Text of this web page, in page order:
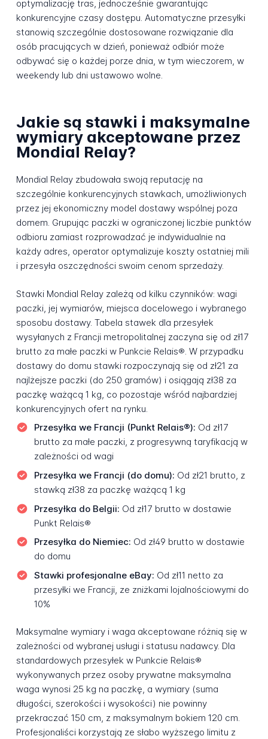
optymalizację tras, jednocześnie gwarantując
konkurencyjne czasy dostępu. Automatyczne przesyłki
stanowią szczególnie dostosowane rozwiązanie dla
osób pracujących w dzień, ponieważ odbiór może
odbywać się o każdej porze dnia, w tym wieczorem, w
weekendy lub dni ustawowo wolne.
Jakie są stawki i maksymalne
wymiary akceptowane przez
Mondial Relay?
Mondial Relay zbudowała swoją reputację na
szczególnie konkurencyjnych stawkach, umożliwionych
przez jej ekonomiczny model dostawy wspólnej poza
domem. Grupując paczki w ograniczonej liczbie punktów
odbioru zamiast rozprowadzać je indywidualnie na
każdy adres, operator optymalizuje koszty ostatniej mili
i przesyła oszczędności swoim cenom sprzedaży.
Stawki Mondial Relay zależą od kilku czynników: wagi
paczki, jej wymiarów, miejsca docelowego i wybranego
sposobu dostawy. Tabela stawek dla przesyłek
wysyłanych z Francji metropolitalnej zaczyna się od zł17
brutto za małe paczki w Punkcie Relais®. W przypadku
dostawy do domu stawki rozpoczynają się od zł21 za
najlżejsze paczki (do 250 gramów) i osiągają zł38 za
paczkę ważącą 1 kg, co pozostaje wśród najbardziej
konkurencyjnych ofert na rynku.
Przesyłka we Francji (Punkt Relais®): Od zł17
brutto za małe paczki, z progresywną taryfikacją w
zależności od wagi
Przesyłka we Francji (do domu): Od zł21 brutto, z
stawką zł38 za paczkę ważącą 1 kg
Przesyłka do Belgii: Od zł17 brutto w dostawie
Punkt Relais®
Przesyłka do Niemiec: Od zł49 brutto w dostawie
do domu
Stawki profesjonalne eBay: Od zł11 netto za
przesyłki we Francji, ze zniżkami lojalnościowymi do
10%
Maksymalne wymiary i waga akceptowane różnią się w
zależności od wybranej usługi i statusu nadawcy. Dla
standardowych przesyłek w Punkcie Relais®
wykonywanych przez osoby prywatne maksymalna
waga wynosi 25 kg na paczkę, a wymiary (suma
długości, szerokości i wysokości) nie powinny
przekraczać 150 cm, z maksymalnym bokiem 120 cm.
Profesjonaliści korzystają ze słabo wyższego limitu z